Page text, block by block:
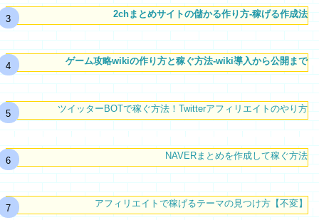
2chまとめサイトの儲かる作り方-稼げる作成法
ゲーム攻略wikiの作り方と稼ぐ方法-wiki導入から公開まで
ツイッターBOTで稼ぐ方法！Twitterアフィリエイトのやり方
NAVERまとめを作成して稼ぐ方法
アフィリエイトで稼げるテーマの見つけ方【不変】